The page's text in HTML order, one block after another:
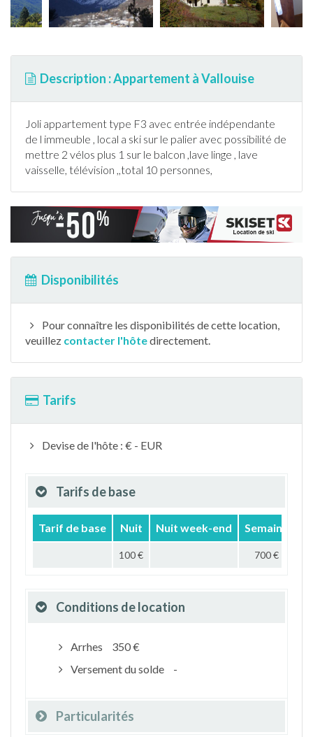
Description : Appartement à Vallouise
Joli appartementtype F3 avec entrée indépendante
de l immeuble , local a ski sur le palier avec possibilité de
mettre 2 vélos plus 1 sur le balcon ,lave linge , lave
vaisselle, télévision ,,total 10 personnes,
Disponibilités
Pour connaître les disponibilités de cette location,
veuillez contacter l'hôtedirectement.
Tarifs
Devise de l'hôte : € - EUR
Tarifs de base
Tarif de base Nuit Nuit week-end Semaine
100 € 700 €
Conditions de location
Arrhes
350 €
Versement du solde
-
Particularités